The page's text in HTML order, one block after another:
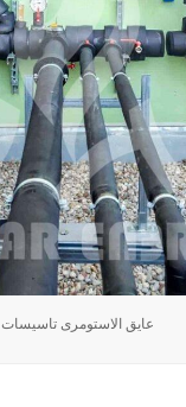
عایق الاستومری تاسیسات